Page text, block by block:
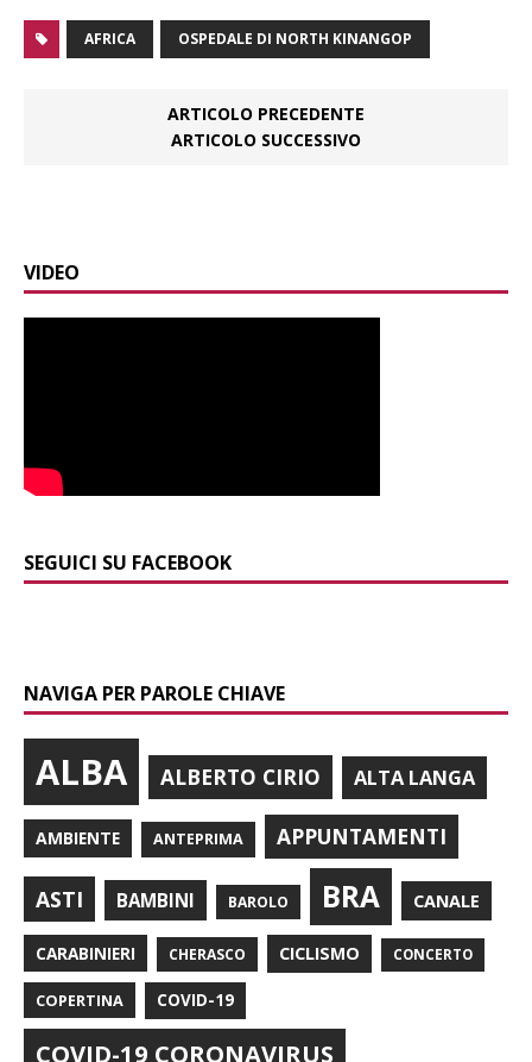
AFRICA OSPEDALE DI NORTH KINANGOP
ARTICOLO PRECEDENTE
ARTICOLO SUCCESSIVO
VIDEO
SEGUICI SU FACEBOOK
NAVIGA PER PAROLE CHIAVE
ALBA ALBERTO CIRIO ALTA LANGA
AMBIENTE ANTEPRIMA APPUNTAMENTI
ASTI BAMBINI BAROLO BRA CANALE
CARABINIERI CHERASCO CICLISMO CONCERTO
COPERTINA COVID-19
COVID-19 CORONAVIRUS